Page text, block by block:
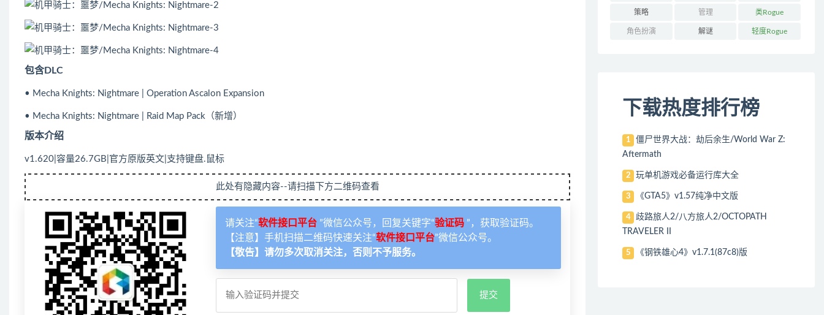
包含DLC
• Mecha Knights: Nightmare | Operation Ascalon Expansion
• Mecha Knights: Nightmare | Raid Map Pack（新增）
版本介绍
v1.620|容量26.7GB|官方原版英文|支持键盘.鼠标
此处有隐藏内容--请扫描下方二维码查看
请关注“软件接口平台 ”微信公众号，回复关键字“验证码 ”，获取验证码。
【注意】手机扫描二维码快速关注“软件接口平台”微信公众号。
【敬告】请勿多次取消关注，否则不予服务。
策略 管理 类Rogue
角色扮演 解谜 轻度Rogue
下载热度排行榜
1
僵尸世界大战：劫后余生/World War Z:
Aftermath
2 玩单机游戏必备运行库大全
3 《GTA5》v1.57纯净中文版
4
歧路旅人2/八方旅人2/OCTOPATH
TRAVELER II
5 《钢铁雄心4》v1.7.1(87c8)版